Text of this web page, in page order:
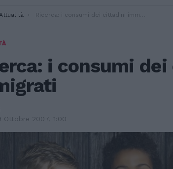
Ricerca: i consumi dei cittadini immigrati
i consumi
Ottobre 2007, 1:00